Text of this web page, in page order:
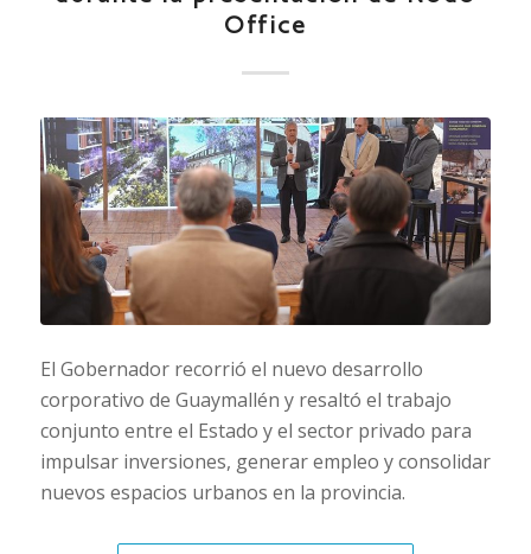
Office
El Gobernador recorrió el nuevo desarrollo
corporativo de Guaymallén y resaltó el trabajo
conjunto entre el Estado y el sector privado para
impulsar inversiones, generar empleo y consolidar
nuevos espacios urbanos en la provincia.